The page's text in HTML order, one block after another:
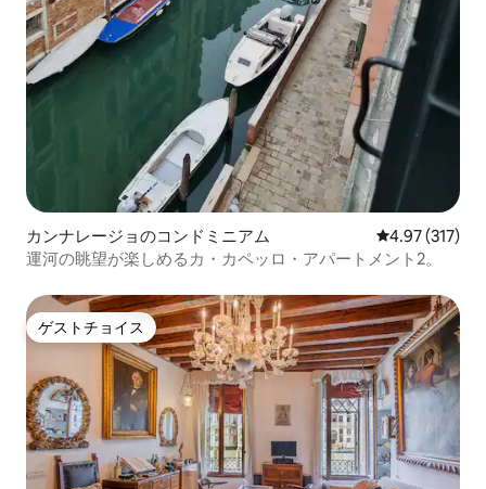
カンナレージョのコンドミニアム レビュー317
4.97 (317)
運河の眺望が楽しめるカ・カペッロ・アパートメント2。
ゲストチョイス
ゲストチョイス